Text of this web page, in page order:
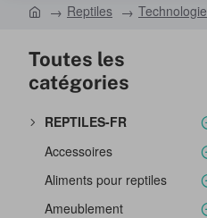
m
e
Reptiles Technologie
Toutes les
catégories
REPTILES-FR
Accessoires
Aliments pour reptiles
Ameublement